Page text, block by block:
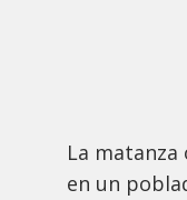
La
en un